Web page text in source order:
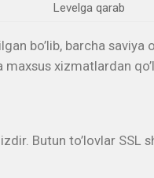
Levelga qarab
bo’lib, barcha
xizmatlardan
Butun to’lovlar